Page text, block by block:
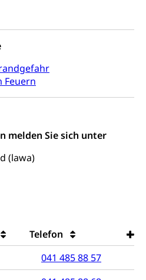
Feuern
melden Sie sich unter
(lawa)
Telefon
041 485 88 57
Förderfonds,
Kulturvermittlung
und Vermittlung
Schulklassen
Verkehr
Verkehr
Luzern VVL
Schwerverkehr,